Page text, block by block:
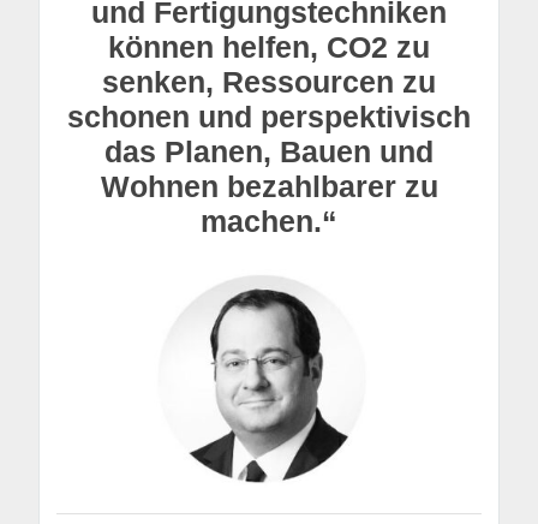
und Fertigungstechniken
können helfen, CO2 zu
senken, Ressourcen zu
schonen und perspektivisch
das Planen, Bauen und
Wohnen bezahlbarer zu
machen.“